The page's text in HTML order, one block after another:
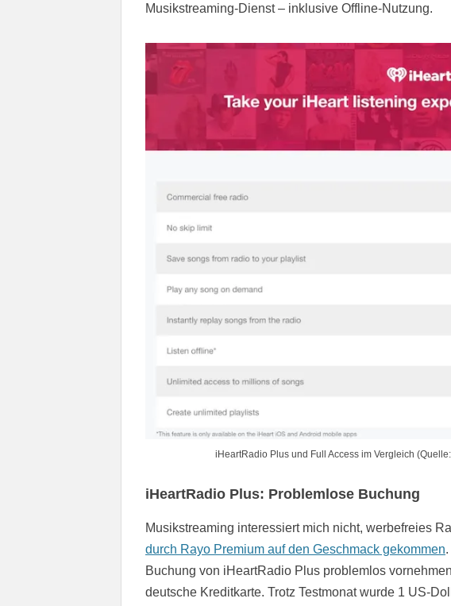
Musikstreaming-Dienst – inklusive Offline-Nutzung.
iHeartRadio Plus und Full Access im Vergleich
iHeartRadio Plus: Problemlose Buchung
Musikstreaming interessiert mich nicht, werbefreies
durch Rayo Premium auf den Geschmack gekommen
Buchung von iHeartRadio Plus problemlos
deutsche Kreditkarte. Trotz Testmonat wurde 1 US-